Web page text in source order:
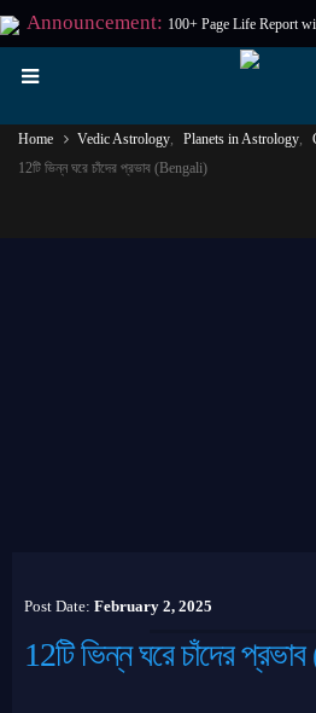
Announcement: 100+ Page Life Report
Home Vedic Astrology, Planets in Astrology,
12টি ভিন্ন ঘরে চাঁদের প্রভাব (Bengali)
Post Date: February 2, 2025
12টি ভিন্ন ঘরে চাঁদের